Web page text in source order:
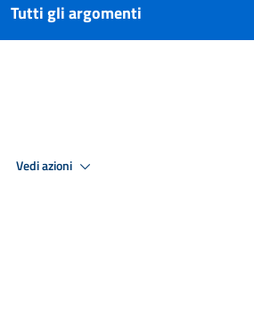
Tutti gli argomenti
Vedi azioni